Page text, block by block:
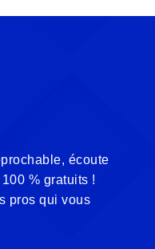
écoute
% gratuits !
pros qui vous